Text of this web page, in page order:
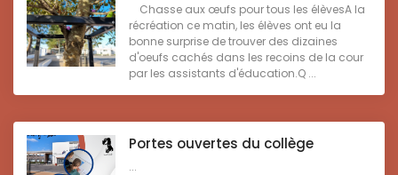
Chasse aux œufs pour tous les élèvesA la
récréation ce matin, les élèves ont eu la
bonne surprise de trouver des dizaines
d'oeufs cachés dans les recoins de la cour
par les assistants d'éducation.Q ...
Portes ouvertes du collège
...